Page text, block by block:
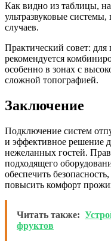
Как видно из таблицы,
ультразвуковые
случаев.
Практический совет:
рекомендуется
особенно в зонах с
сложной топографией.
Заключение
Подключение систем
и эффективное решение
нежеланных гостей.
подходящего
обеспечить
повысить комфорт
Читать также:
фруктов